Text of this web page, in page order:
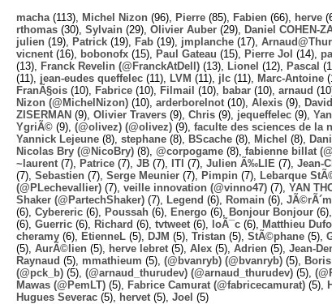
macha (113), Michel Nizon (96), Pierre (85), Fabien (66), herve
rthomas (30), Sylvain (29), Olivier Auber (29), Daniel COHEN-
julien (19), Patrick (19), Fab (19), jmplanche (17),
vicnent (16), bobonofx (15), Paul Gateau (15), Pierre Jol (14),
(13),
Franck Revelin (@FranckAtDell) (13), Lionel (12), Pascal
(11), jean-eudes queffelec (11), LVM (11), jlc (11), Marc-Antoine
FranÃ§ois (10), Fabrice (10), Filmail (10), babar (10), arnaud
Nizon (@MichelNizon) (10), arderborelnot (10), Alexis (9), David
ZISERMAN (9), Olivier Travers (9), Chris (9), jequeffelec (9),
YgriÃ© (9), (@olivez) (@olivez) (9), faculte des sciences de la
Yannick Lejeune (8), stephane (8), BScache (8), Michel (8),
Nicolas Bry (@NicoBry) (8), @corpogame (8), fabienne billat
~laurent (7), Patrice (7), JB (7), ITI (7), Julien Ã‰LIE (7), Jean-
(7), Sebastien (7), Serge Meunier (7), Pimpin (7), Lebarque
(@PLechevallier) (7), veille innovation (@vinno47) (7), YAN
Shaker (@PartechShaker) (7), Legend (6), Romain (6),
(6), Cybereric (6), Poussah (6), Energo (6), Bonjour Bonjour (6),
(6), Guerric (6), Richard (6), tvtweet (6), loÃ¯c (6), Matthieu
cheramy (6), EtienneL (5), DJM (5), Tristan (5), StÃ©phane (5),
(5), AurÃ©lien (5), herve lebret (5), Alex (5), Adrien (5), Jean-
Raynaud (5), mmathieum (5), (@bvanryb) (@bvanryb) (5),
(@pck_b) (5), (@arnaud_thurudev) (@arnaud_thurudev) (5),
Mawas (@PemLT) (5), Fabrice Camurat (@fabricecamurat) (5),
Hugues Severac (5), hervet (5), Joel (5)